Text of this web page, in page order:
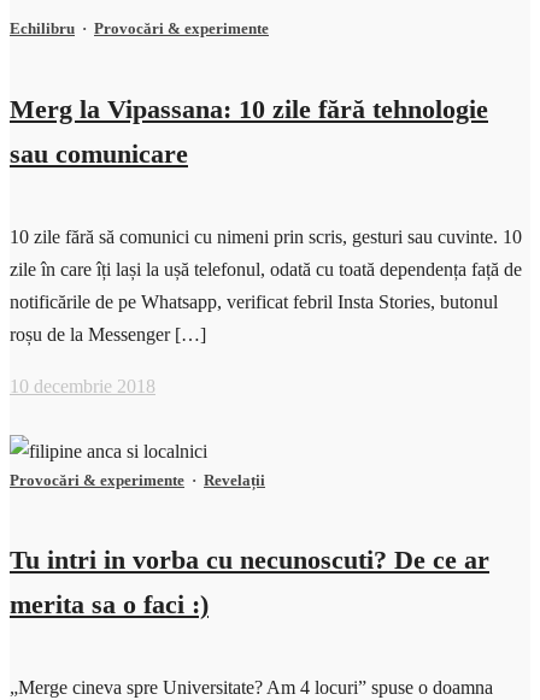
Echilibru · Provocări & experimente
Merg la Vipassana: 10 zile fără tehnologie
sau comunicare
10 zile fără să comunici cu nimeni prin scris, gesturi sau cuvinte. 10
zile în care îți lași la ușă telefonul, odată cu toată dependența față de
notificările de pe Whatsapp, verificat febril Insta Stories, butonul
roșu de la Messenger […]
10 decembrie 2018
Provocări & experimente · Revelații
Tu intri in vorba cu necunoscuti? De ce ar
merita sa o faci :)
„Merge cineva spre Universitate? Am 4 locuri” spuse o doamna